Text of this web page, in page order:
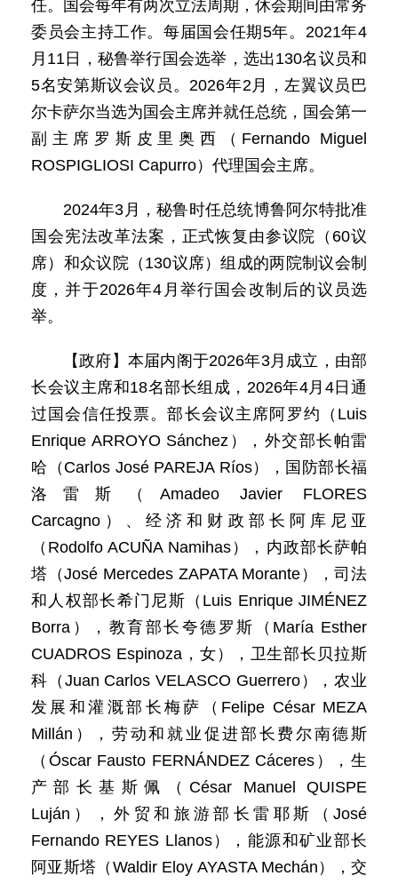
任。国会每年有两次立法周期，休会期间由常务
委员会主持工作。每届国会任期5年。2021年4
月11日，秘鲁举行国会选举，选出130名议员和
5名安第斯议会议员。2026年2月，左翼议员巴
尔卡萨尔当选为国会主席并就任总统，国会第一
副主席罗斯皮里奥西（Fernando Miguel
ROSPIGLIOSI Capurro）代理国会主席。
2024年3月，秘鲁时任总统博鲁阿尔特批准
国会宪法改革法案，正式恢复由参议院（60议
席）和众议院（130议席）组成的两院制议会制
度，并于2026年4月举行国会改制后的议员选
举。
【政府】本届内阁于2026年3月成立，由部
长会议主席和18名部长组成，2026年4月4日通
过国会信任投票。部长会议主席阿罗约（Luis
Enrique ARROYO Sánchez），外交部长帕雷
哈（Carlos José PAREJA Ríos），国防部长福
洛雷斯（Amadeo Javier FLORES
Carcagno）、经济和财政部长阿库尼亚
（Rodolfo ACUÑA Namihas），内政部长萨帕
塔（José Mercedes ZAPATA Morante），司法
和人权部长希门尼斯（Luis Enrique JIMÉNEZ
Borra），教育部长夸德罗斯（María Esther
CUADROS Espinoza，女），卫生部长贝拉斯
科（Juan Carlos VELASCO Guerrero），农业
发展和灌溉部长梅萨（Felipe César MEZA
Millán），劳动和就业促进部长费尔南德斯
（Óscar Fausto FERNÁNDEZ Cáceres），生
产部长基斯佩（César Manuel QUISPE
Luján），外贸和旅游部长雷耶斯（José
Fernando REYES Llanos），能源和矿业部长
阿亚斯塔（Waldir Eloy AYASTA Mechán），交